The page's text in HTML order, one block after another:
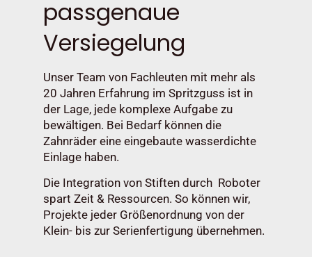
passgenaue
Versiegelung
Unser Team von Fachleuten mit mehr als
20 Jahren Erfahrung im Spritzguss ist in
der Lage, jede komplexe Aufgabe zu
bewältigen. Bei Bedarf können die
Zahnräder eine eingebaute wasserdichte
Einlage haben.
Die Integration von Stiften durch Roboter
spart Zeit & Ressourcen. So können wir,
Projekte jeder Größenordnung von der
Klein- bis zur Serienfertigung übernehmen.